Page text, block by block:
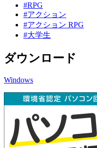
#RPG
#アクション
#アクション RPG
#大学生
ダウンロード
Windows